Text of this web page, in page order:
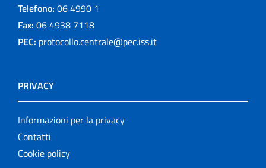
Telefono: 06 4990 1
Fax: 06 4938 7118
PEC: protocollo.centrale@pec.iss.it
PRIVACY
Informazioni per la privacy
Contatti
Cookie policy